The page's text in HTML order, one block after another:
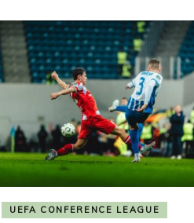
UEFA CONFERENCE LEAGUE